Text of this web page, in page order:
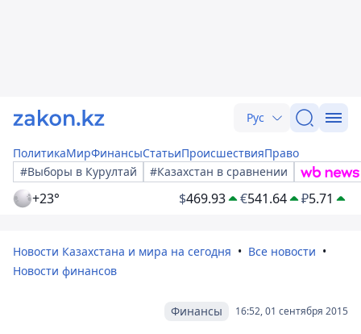
Рус
ПолитикаМирФинансыСтатьиПроисшествияПраво
#Выборы в Курултай
#Казахстан в сравнении
+23° $469.93 €541.64 ₽5.71
Новости Казахстана и мира на сегодня
Все новости
Новости финансов
16:52, 01 сентября 2015
Финансы